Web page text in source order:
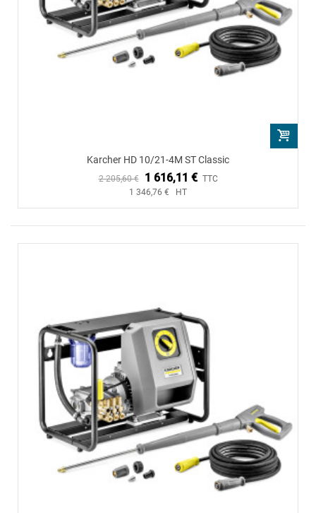
Karcher HD 10/21-4M ST Classic
2 205,60 € 1 616,11 € TTC
1 346,76 € HT